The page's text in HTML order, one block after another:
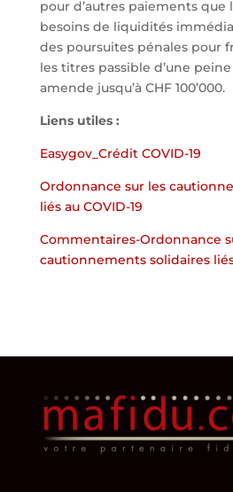
pour d’autres paiements que
besoins de liquidités
des poursuites pénales pour
les titres passible d’une
amende jusqu’à CHF 100’000.
Liens utiles :
Easygov_Crédit COVID-19
Ordonnance sur les
liés au COVID-19
Commentaires-Ordonnance
cautionnements solidaires liés